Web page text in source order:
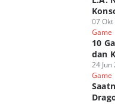
07 Okt
Game
10
dan
24 Jun
Game